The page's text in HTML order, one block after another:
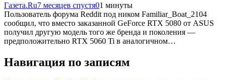
Газета.Ru7 месяцев спустя01 минуты
Пользователь форума Reddit под ником Familiar_Boat_2104
сообщил, что вместо заказанной GeForce RTX 5080 от ASUS
получил другую модель того же бренда и поколения —
предположительно RTX 5060 Ti в аналогичном…
Навигация по записям